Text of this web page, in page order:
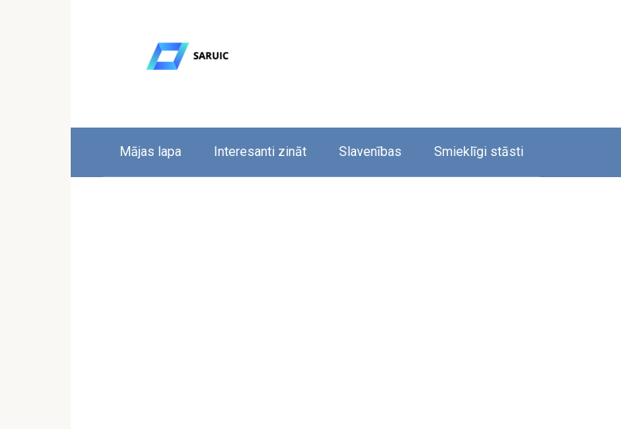
Mājas lapa Interesanti zināt Slavenības Smieklīgi stāsti